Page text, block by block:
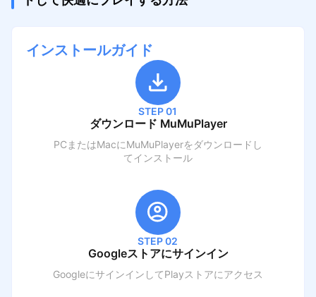
インストールガイド
STEP 01
ダウンロード MuMuPlayer
PCまたはMacにMuMuPlayerをダウンロードし
てインストール
STEP 02
Googleストアにサインイン
GoogleにサインインしてPlayストアにアクセス